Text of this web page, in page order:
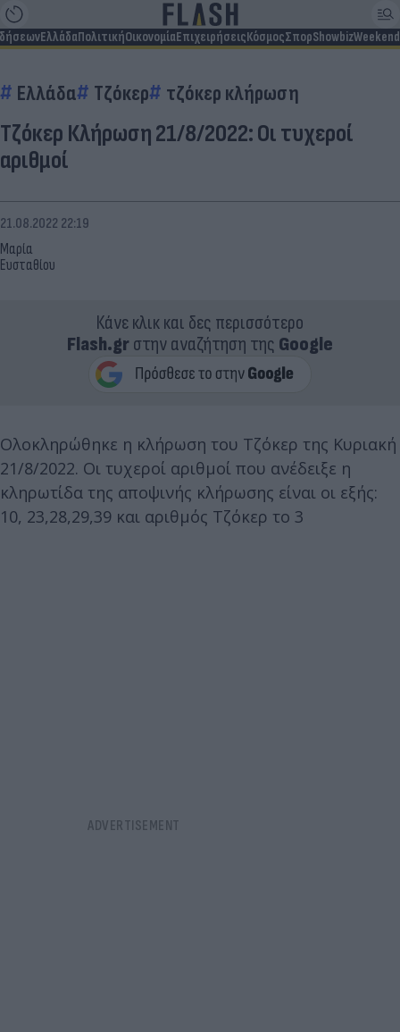
ΕλλάδαΠολιτικήΟικονομίαΕπιχειρήσειςΚόσμοςΣπορShowbizWeekend
Ελλάδα Τζόκερ τζόκερ κλήρωση
Τζόκερ Κλήρωση 21/8/2022: Οι τυχεροί
αριθμοί
Μαρία
Ευσταθίου
21.08.2022 22:19
Κάνε κλικ και δες περισσότερο
Flash.grστην αναζήτηση της Google
Ολοκληρώθηκε η κλήρωση του Τζόκερ της Κυριακή
21/8/2022. Οι τυχεροί αριθμοί που ανέδειξε η
κληρωτίδα της αποψινής κλήρωσης είναι οι εξής:
10, 23,28,29,39 και αριθμός Τζόκερ το 3